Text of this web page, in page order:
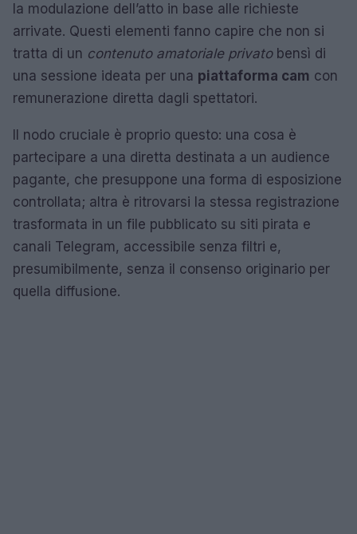
la modulazione dell’atto in base alle richieste
arrivate. Questi elementi fanno capire che non si
tratta di un contenuto amatoriale privatobensì di
una sessione ideata per una piattaforma cam con
remunerazione diretta dagli spettatori.
Il nodo cruciale è proprio questo: una cosa è
partecipare a una diretta destinata a un audience
pagante, che presuppone una forma di esposizione
controllata; altra è ritrovarsi la stessa registrazione
trasformata in un file pubblicato su siti pirata e
canali Telegram, accessibile senza filtri e,
presumibilmente, senza il consenso originario per
quella diffusione.